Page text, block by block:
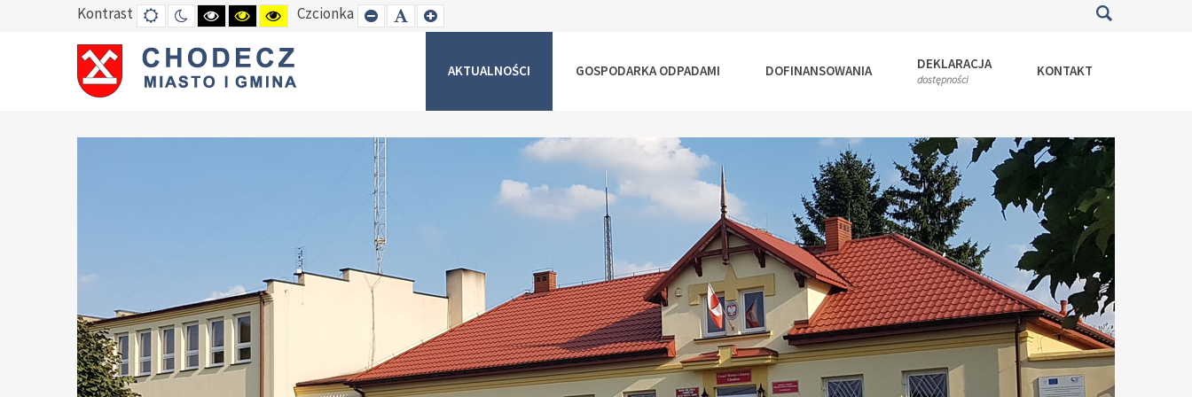
Kontrast DEFAULT
MODE
TRYB
NOCNY
HIGH
CONTRAST
BLACK
WHITE
MODE
HIGH
CONTRAST
BLACK
YELLOW
MODE
HIGH
CONTRAST
YELLOW
BLACK
MODE
Czcionka SET
SMALLER
SET
DEFAULT
SET
LARGER
AKTUALNOŚCI GOSPODARKA ODPADAMI DOFINANSOWANIA DEKLARACJA
dostępności KONTAKT